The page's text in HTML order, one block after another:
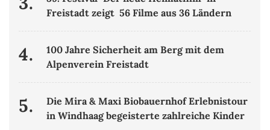
Freistadt zeigt 56 Filme aus 36 Ländern
4.
100 Jahre Sicherheit am Berg mit dem
Alpenverein Freistadt
5.
Die Mira & Maxi Biobauernhof Erlebnistour
in Windhaag begeisterte zahlreiche Kinder